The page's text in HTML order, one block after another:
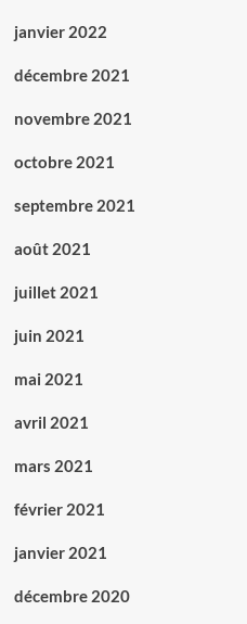
janvier 2022
décembre 2021
novembre 2021
octobre 2021
septembre 2021
août 2021
juillet 2021
juin 2021
mai 2021
avril 2021
mars 2021
février 2021
janvier 2021
décembre 2020